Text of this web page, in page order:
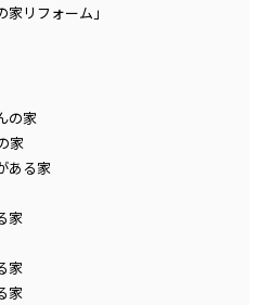
リフォーム」
の家
家
ある家
家
家
家